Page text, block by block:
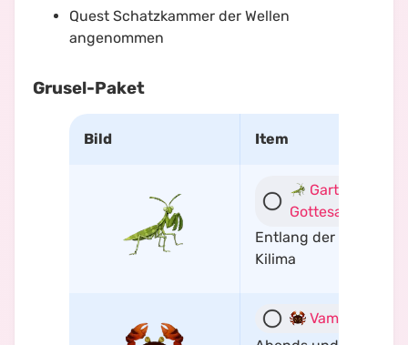
Quest Schatzkammer der Wellen
angenommen
Grusel-Paket
Bild Item
Garten-
Gottesanbeterin
Entlang der Küste von
Kilima
Vampirkrebs